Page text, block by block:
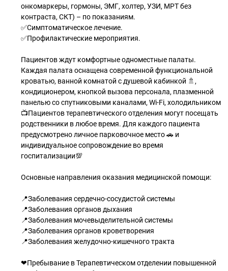
онкомаркеры, гормоны, ЭМГ, холтер, УЗИ, МРТ без
контраста, СКТ) – по показаниям.
✅Симптоматическое лечение.
✅Профилактические мероприятия.
Пациентов ждут комфортные одноместные палаты.
Каждая палата оснащена современной функциональной
кроватью, ванной комнатой с душевой кабинкой 🚿,
кондиционером, кнопкой вызова персонала, плазменной
панелью со спутниковыми каналами, Wi-Fi, холодильником
📺Пациентов терапевтического отделения могут посещать
родственники в любое время. Для каждого пациента
предусмотрено личное парковочное место 🚗 и
индивидуальное сопровождение во время
госпитализации💯
Основные направления оказания медицинской помощи:
📍Заболевания сердечно-сосудистой системы
📍Заболевания органов дыхания
📍Заболевания мочевыделительной системы
📍Заболевания органов кроветворения
📍Заболевания желудочно-кишечного тракта
❤Пребывание в Терапевтическом отделении повышенной